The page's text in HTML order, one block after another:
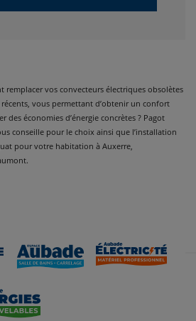
remplacer vos convecteurs électriques obsolètes
vous permettant d’obtenir un confort
économies d’énergie concrètes ? Pagot
conseille pour le choix ainsi que l’installation
pour votre habitation à Auxerre,
intelligent gérant heures creuses et heures
connectés, les performances thermiques
parmi notre large gamme de radiateurs
besoin, nous sommes convaincus que chez